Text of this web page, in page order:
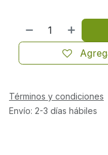
Términos y condiciones
Envío: 2-3 días hábiles